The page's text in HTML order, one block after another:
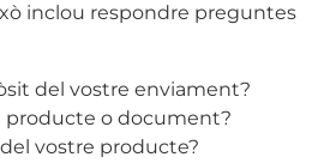
inclou respondre preguntes
del vostre enviament?
producte o document?
vostre producte?